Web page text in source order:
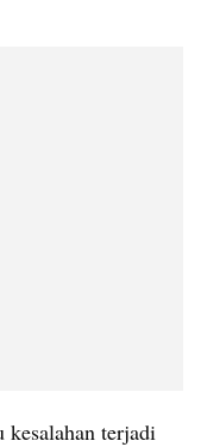
terjadi